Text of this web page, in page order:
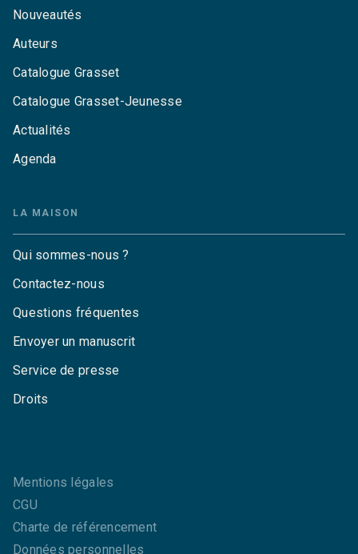
Nouveautés
Auteurs
Catalogue Grasset
Catalogue Grasset-Jeunesse
Actualités
Agenda
LA MAISON
Qui sommes-nous ?
Contactez-nous
Questions fréquentes
Envoyer un manuscrit
Service de presse
Droits
Mentions légales
CGU
Charte de référencement
Données personnelles